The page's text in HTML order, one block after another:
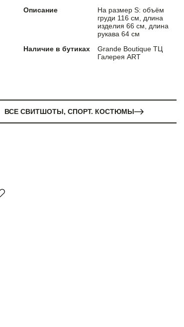
Описание
На размер S: объём
груди 116 см, длина
изделия 66 см, длина
рукава 64 см
Наличие в бутиках
Grande Boutique ТЦ
Галерея ART
ВСЕ СВИТШОТЫ, СПОРТ. КОСТЮМЫ